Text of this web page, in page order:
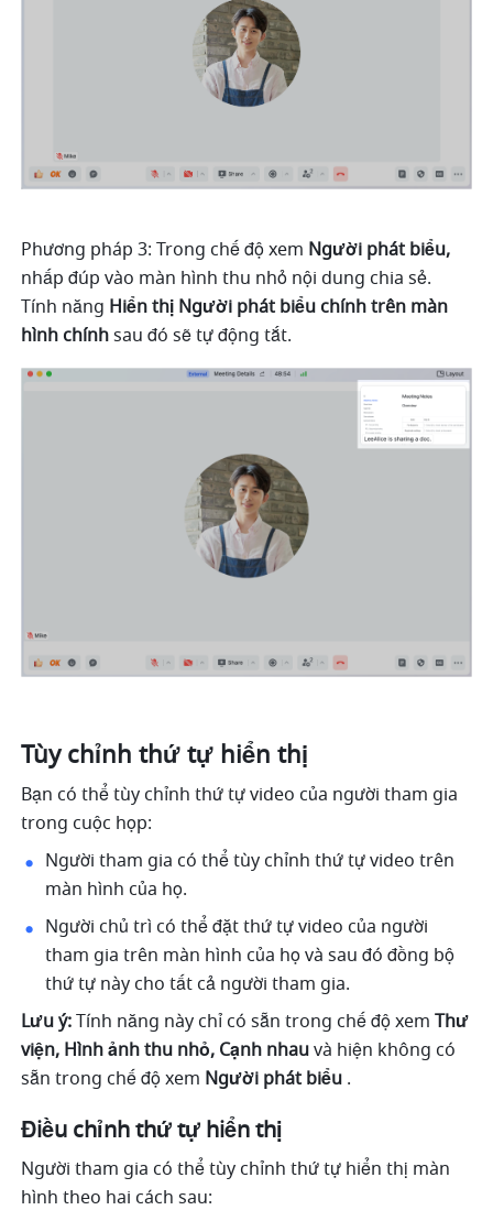
Phương pháp 3: Trong chế độ xem Người phát biểu,
nhấp đúp vào màn hình thu nhỏ nội dung chia sẻ.
Tính năng Hiển thị Người phát biểu chính trên màn
hình chính sau đó sẽ tự động tắt.
Tùy chỉnh thứ tự hiển thị
Bạn có thể tùy chỉnh thứ tự video của người tham gia
trong cuộc họp:
Người tham gia có thể tùy chỉnh thứ tự video trên
màn hình của họ.
Người chủ trì có thể đặt thứ tự video của người
tham gia trên màn hình của họ và sau đó đồng bộ
thứ tự này cho tất cả người tham gia.
Lưu ý: Tính năng này chỉ có sẵn trong chế độ xem Thư
viện, Hình ảnh thu nhỏ, Cạnh nhau và hiện không có
sẵn trong chế độ xem Người phát biểu .
Điều chỉnh thứ tự hiển thị
Người tham gia có thể tùy chỉnh thứ tự hiển thị màn
hình theo hai cách sau: